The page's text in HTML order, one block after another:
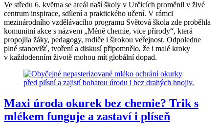
Ve středu 6. května se areál naší školy v Určicích proměnil v živé
centrum inspirace, sdílení a praktického učení. V rámci
mezinárodního vzdělávacího programu Světová škola zde proběhla
komunitní akce s názvem „Méně chemie, více přírody“, která
propojila žáky, pedagogy, rodiče i širokou veřejnost. Odpoledne
plné stanovišť, tvoření a diskusí připomnělo, že i malé kroky
v každodenním životě mohou mít globální dopad.
Maxi úroda okurek bez chemie? Trik s
mlékem funguje a zastaví i plíseň